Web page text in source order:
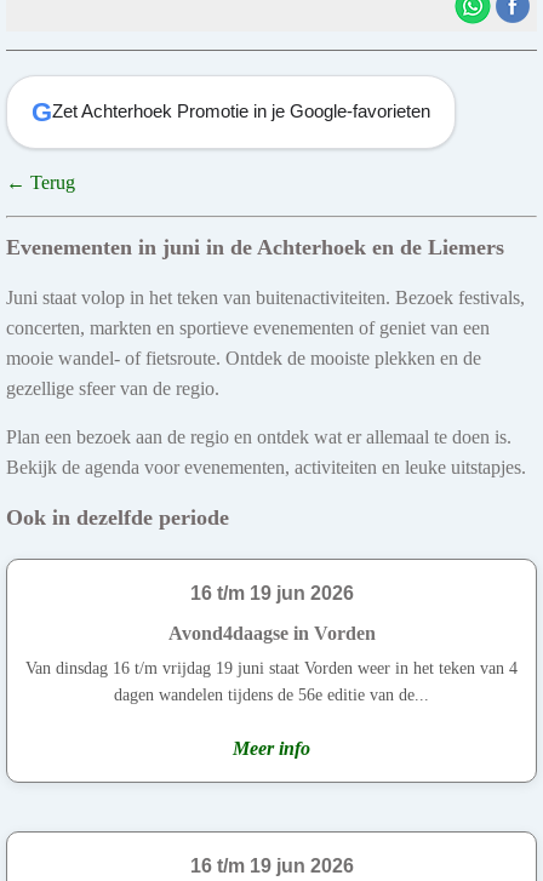
GZet Achterhoek Promotie in je Google-favorieten
← Terug
Evenementen in juni in de Achterhoek en de Liemers
Juni staat volop in het teken van buitenactiviteiten. Bezoek festivals,
concerten, markten en sportieve evenementen of geniet van een
mooie wandel- of fietsroute. Ontdek de mooiste plekken en de
gezellige sfeer van de regio.
Plan een bezoek aan de regio en ontdek wat er allemaal te doen is.
Bekijk de agenda voor evenementen, activiteiten en leuke uitstapjes.
Ook in dezelfde periode
16 t/m 19 jun 2026
Avond4daagse in Vorden
Van dinsdag 16 t/m vrijdag 19 juni staat Vorden weer in het teken van 4
dagen wandelen tijdens de 56e editie van de...
Meer info
16 t/m 19 jun 2026